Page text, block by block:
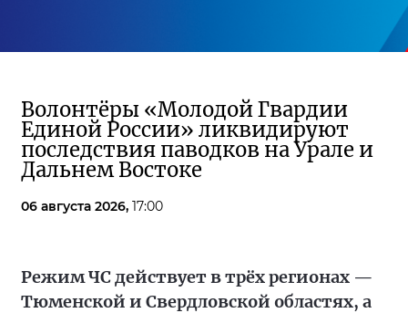
Волонтёры «Молодой Гвардии
Единой России» ликвидируют
последствия паводков на Урале и
Дальнем Востоке
06 августа 2026, 17:00
Режим ЧС действует в трёх регионах —
Тюменской и Свердловской областях, а